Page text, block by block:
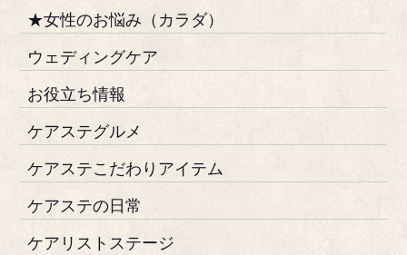
★女性のお悩み（カラダ）
ウェディングケア
お役立ち情報
ケアステグルメ
ケアステこだわりアイテム
ケアステの日常
ケアリストステージ